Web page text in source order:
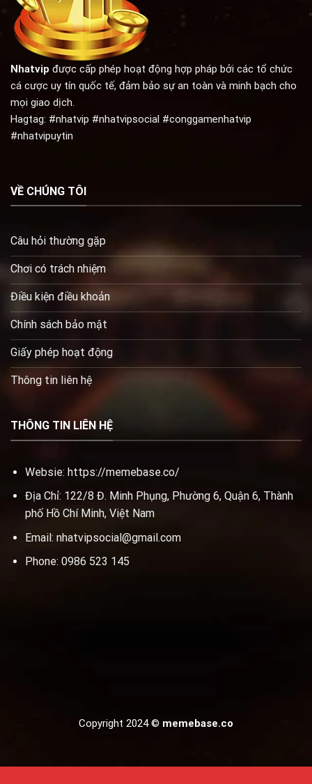
Nhatvip được cấp phép hoạt động hợp pháp bởi các tổ chức
cá cược uy tín quốc tế, đảm bảo sự an toàn và minh bạch cho
mọi giao dịch.
Hagtag: #nhatvip #nhatvipsocial #conggamenhatvip
#nhatvipuytin
VỀ CHÚNG TÔI
Câu hỏi thường gặp
Chơi có trách nhiệm
Điều kiện điều khoản
Chính sách bảo mật
Giấy phép hoạt động
Thông tin liên hệ
THÔNG TIN LIÊN HỆ
Websie: https://memebase.co/
Địa Chỉ: 122/8 Đ. Minh Phụng, Phường 6, Quận 6, Thành
phố Hồ Chí Minh, Việt Nam
Email: nhatvipsocial@gmail.com
Phone: 0986 523 145
Copyright 2024 © memebase.co